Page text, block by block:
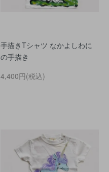
手描きTシャツ なかよしわに
の手描き
4,400円(税込)